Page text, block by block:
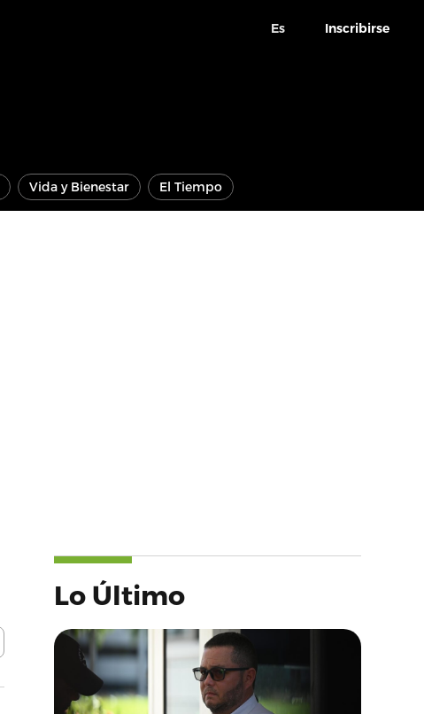
Es Inscribirse
Vida y Bienestar El Tiempo
Lo Último